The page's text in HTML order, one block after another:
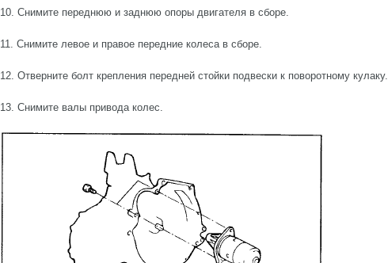
10. Снимите переднюю и заднюю опоры двигателя в сборе.
11. Снимите левое и правое передние колеса в сборе.
12. Отверните болт крепления передней стойки подвески к поворотному кулаку.
13. Снимите валы привода колес.